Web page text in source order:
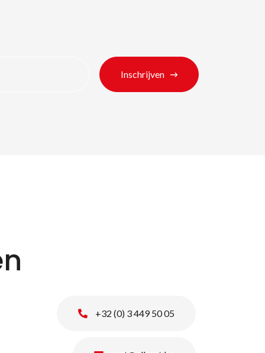
Inschrijven
+32 (0) 3 449 50 05